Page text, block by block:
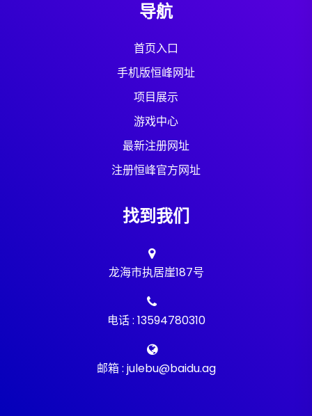
导航
首页入口
手机版恒峰网址
项目展示
游戏中心
最新注册网址
注册恒峰官方网址
找到我们
龙海市执居崖187号
电话 : 13594780310
邮箱 : julebu@baidu.ag